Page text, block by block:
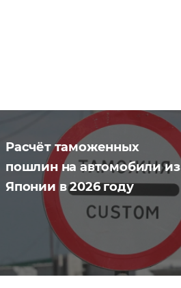
Расчёт таможенных
пошлин на автомобили из
Японии в 2026 году